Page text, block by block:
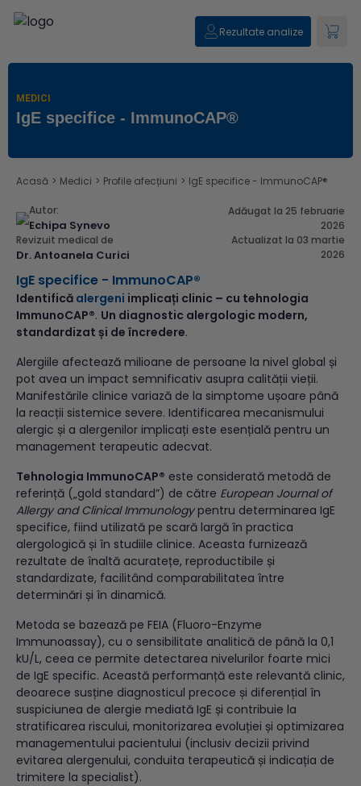
Rezultate analize
MEDICI
IgE specifice - ImmunoCAP®
Acasă > Medici > Profile afecțiuni > IgE specifice - ImmunoCAP®
Autor:
Echipa Synevo
Revizuit medical de
Dr. Antoanela Curici
Adăugat la 25 februarie
2026
Actualizat la 03 martie
2026
IgE specifice - ImmunoCAP®
Identifică alergeni implicați clinic – cu tehnologia
ImmunoCAP®. Un diagnostic alergologic modern,
standardizat și de încredere.
Alergiile afectează milioane de persoane la nivel global și
pot avea un impact semnificativ asupra calității vieții.
Manifestările clinice variază de la simptome ușoare până
la reacții sistemice severe. Identificarea mecanismului
alergic și a alergenilor implicați este esențială pentru un
management terapeutic adecvat.
Tehnologia ImmunoCAP® este considerată metodă de
referință („gold standard”) de către European Journal of
Allergy and Clinical Immunologypentru determinarea IgE
specifice, fiind utilizată pe scară largă în practica
alergologică și în studiile clinice. Aceasta furnizează
rezultate de înaltă acuratețe, reproductibile și
standardizate, facilitând comparabilitatea între
determinări și în dinamică.
Metoda se bazează pe FEIA (Fluoro-Enzyme
Immunoassay), cu o sensibilitate analitică de până la 0,1
kU/L, ceea ce permite detectarea nivelurilor foarte mici
de IgE specific. Această performanță este relevantă clinic,
deoarece susține diagnosticul precoce și diferențial în
suspiciunea de alergie mediată IgE și contribuie la
stratificarea riscului, monitorizarea evoluției și optimizarea
managementului pacientului (inclusiv decizii privind
evitarea alergenului, conduita terapeutică și indicația de
trimitere la specialist).